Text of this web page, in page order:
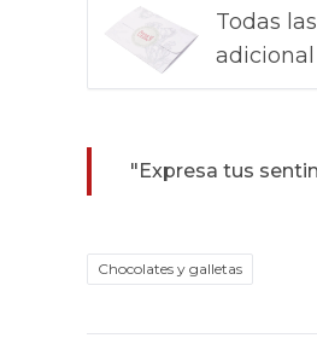
Todas
adicional
"Expresa tus
Chocolates y galletas